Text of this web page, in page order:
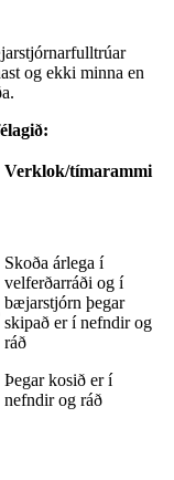
og ekki minna en
Verklok/tímarammi
Skoða árlega í
velferðarráði og í
bæjarstjórn þegar
skipað er í nefndir og
ráð
Þegar kosið er í
nefndir og ráð